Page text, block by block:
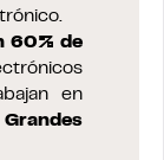
60% de
en
Grandes